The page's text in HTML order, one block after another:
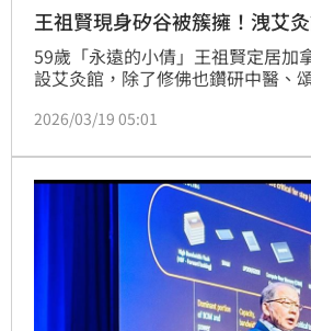
王祖賢現身矽谷被簇擁！洩艾
59歲「永遠的小倩」王祖賢定居加
設艾灸館，除了修佛也鑽研中醫、
被粉絲簇擁，她也和大家透露自己
2026/03/19 05:01